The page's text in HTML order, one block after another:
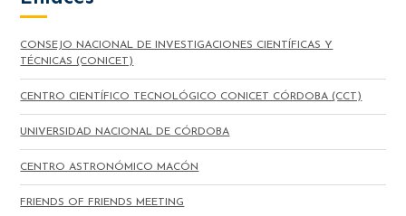
CONSEJO NACIONAL DE INVESTIGACIONES CIENTÍFICAS Y
TÉCNICAS (CONICET)
CENTRO CIENTÍFICO TECNOLÓGICO CONICET CÓRDOBA (CCT)
UNIVERSIDAD NACIONAL DE CÓRDOBA
CENTRO ASTRONÓMICO MACÓN
FRIENDS OF FRIENDS MEETING